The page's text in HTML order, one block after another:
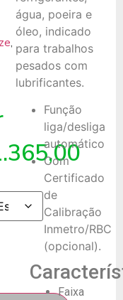
,
água, poeira e
óleo, indicado
para trabalhos
pesados com
lubrificantes.
Função
liga/desliga
automático
Com
Certificado
de
Calibração
Inmetro/RBC
(opcional).
Faixa